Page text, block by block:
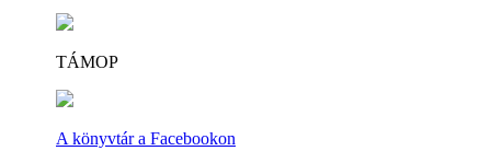
TÁMOP
A könyvtár a Facebookon